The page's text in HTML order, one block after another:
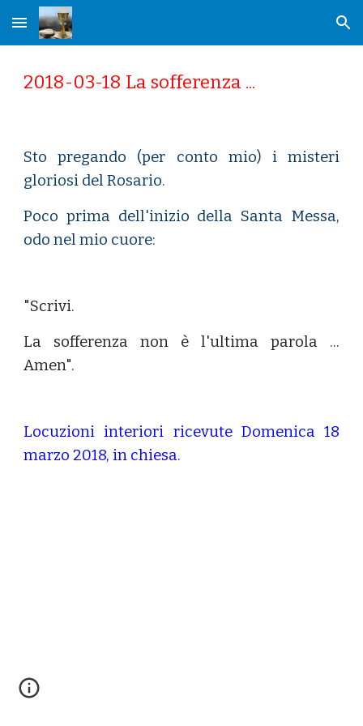
Skip to main content Skip to navigation
2018-03-18 La sofferenza ...
Sto pregando (per conto mio) i misteri
gloriosi del Rosario.
Poco prima dell'inizio della Santa Messa,
odo nel mio cuore:
"Scrivi.
La sofferenza non è l'ultima parola ...
Amen".
Locuzioni interiori ricevute Domenica 18
marzo 2018, in chiesa.